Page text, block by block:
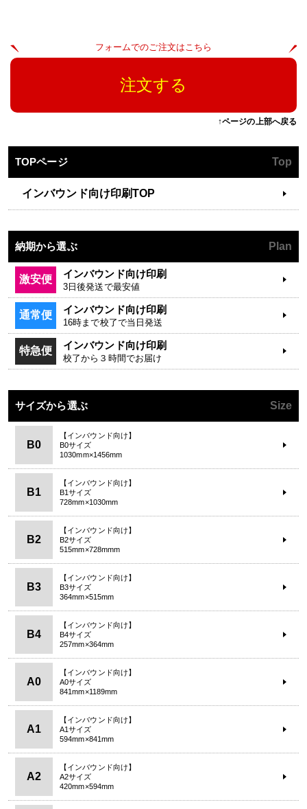
フォームでのご注文はこちら
注文する
↑ページの上部へ戻る
TOPページ Top
インバウンド向け印刷TOP
納期から選ぶ Plan
激安便 インバウンド向け印刷
3日後発送で最安値
通常便 インバウンド向け印刷
16時まで校了で当日発送
特急便 インバウンド向け印刷
校了から３時間でお届け
サイズから選ぶ Size
B0
【インバウンド向け】
B0サイズ
1030mm×1456mm
B1
【インバウンド向け】
B1サイズ
728mm×1030mm
B2
【インバウンド向け】
B2サイズ
515mm×728mmm
B3
【インバウンド向け】
B3サイズ
364mm×515mm
B4
【インバウンド向け】
B4サイズ
257mm×364mm
A0
【インバウンド向け】
A0サイズ
841mm×1189mm
A1
【インバウンド向け】
A1サイズ
594mm×841mm
A2
【インバウンド向け】
A2サイズ
420mm×594mm